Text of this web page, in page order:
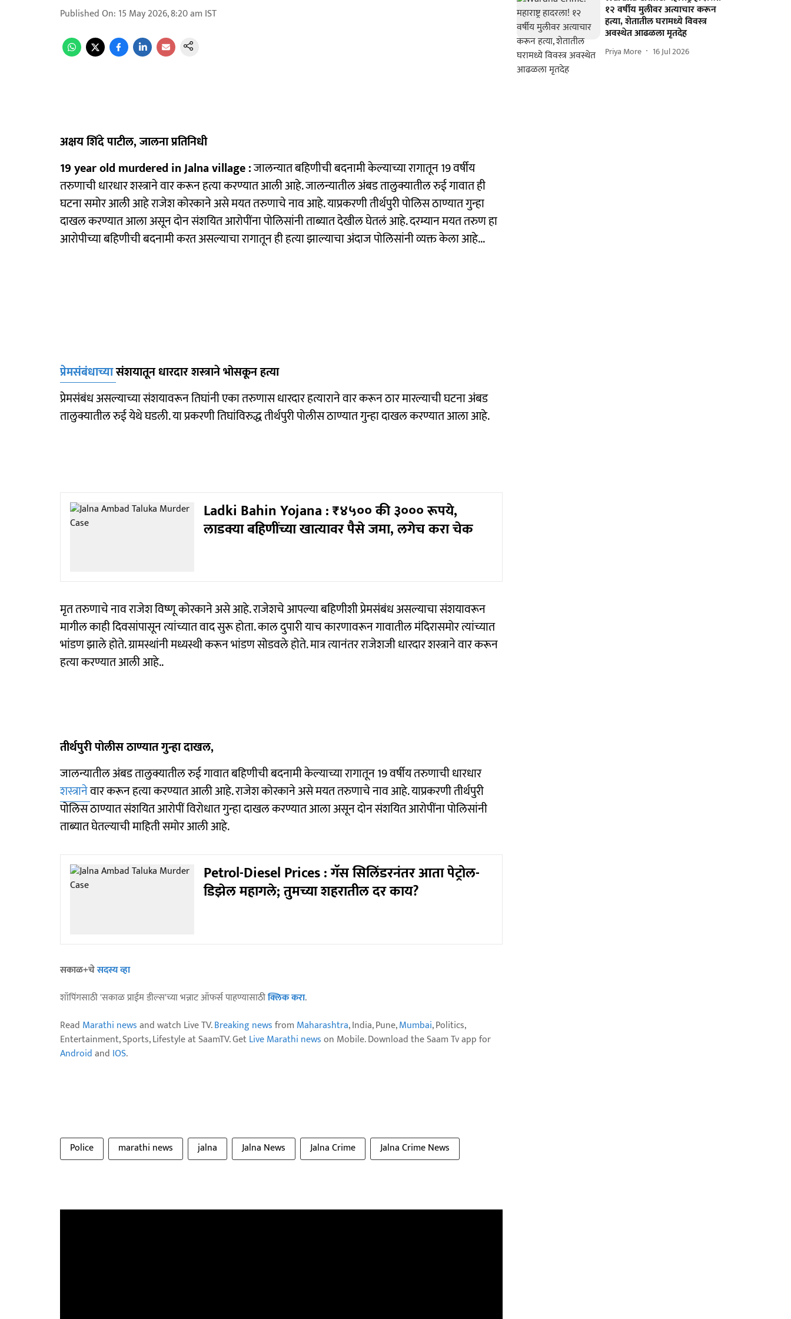
Published On: 15 May 2026, 8:20 am IST
अक्षय शिंदे पाटील, जालना प्रतिनिधी
19 year old murdered in Jalna village :जालन्यात बहिणीची बदनामी केल्याच्या रागातून 19 वर्षीय
तरुणाची धारधार शस्त्राने वार करून हत्या करण्यात आली आहे. जालन्यातील अंबड तालुक्यातील रुई गावात ही
घटना समोर आली आहे राजेश कोरकाने असे मयत तरुणाचे नाव आहे. याप्रकरणी तीर्थपुरी पोलिस ठाण्यात गुन्हा
दाखल करण्यात आला असून दोन संशयित आरोपींना पोलिसांनी ताब्यात देखील घेतलं आहे. दरम्यान मयत तरुण हा
आरोपीच्या बहिणीची बदनामी करत असल्याचा रागातून ही हत्या झाल्याचा अंदाज पोलिसांनी व्यक्त केला आहे...
प्रेमसंबंधाच्यासंशयातून धारदार शस्त्राने भोसकून हत्या
प्रेमसंबंध असल्याच्या संशयावरून तिघांनी एका तरुणास धारदार हत्याराने वार करून ठार मारल्याची घटना अंबड
तालुक्यातील रुई येथे घडली. या प्रकरणी तिघांविरुद्ध तीर्थपुरी पोलीस ठाण्यात गुन्हा दाखल करण्यात आला आहे.
Ladki Bahin Yojana : ₹४५०० की ३००० रूपये,
लाडक्या बहि‍णींच्या खात्यावर पैसे जमा, लगेच करा चेक
मृत तरुणाचे नाव राजेश विष्णू कोरकाने असे आहे. राजेशचे आपल्या बहिणीशी प्रेमसंबंध असल्याचा संशयावरून
मागील काही दिवसांपासून त्यांच्यात वाद सुरू होता. काल दुपारी याच कारणावरून गावातील मंदिरासमोर त्यांच्यात
भांडण झाले होते. ग्रामस्थांनी मध्यस्थी करून भांडण सोडवले होते. मात्र त्यानंतर राजेशजी धारदार शस्त्राने वार करून
हत्या करण्यात आली आहे..
तीर्थपुरी पोलीस ठाण्यात गुन्हा दाखल,
जालन्यातील अंबड तालुक्यातील रुई गावात बहिणीची बदनामी केल्याच्या रागातून 19 वर्षीय तरुणाची धारधार
शस्त्रानेवार करून हत्या करण्यात आली आहे. राजेश कोरकाने असे मयत तरुणाचे नाव आहे. याप्रकरणी तीर्थपुरी
पोलिस ठाण्यात संशयित आरोपीं विरोधात गुन्हा दाखल करण्यात आला असून दोन संशयित आरोपींना पोलिसांनी
ताब्यात घेतल्याची माहिती समोर आली आहे.
Petrol-Diesel Prices : गॅस सिलिंडरनंतर आता पेट्रोल-
डिझेल महागले; तुमच्या शहरातील दर काय?
सकाळ+चेसदस्य व्हा
शॉपिंगसाठी 'सकाळ प्राईम डील्स'च्या भन्नाट ऑफर्स पाहण्यासाठीक्लिक करा.
Read Marathi newsand watch Live TV.Breaking newsfrom Maharashtra, India, Pune,Mumbai, Politics,
Entertainment, Sports, Lifestyle at SaamTV. GetLive Marathi newson Mobile. Download the Saam Tv app for
Androidand IOS.
Police marathi news jalna Jalna News Jalna Crime Jalna Crime News
१२ वर्षीय मुलीवर अत्याचार करून
हत्या, शेतातील घरामध्ये विवस्त्र
अवस्थेत आढळला मृतदेह
Priya More 16 Jul 2026